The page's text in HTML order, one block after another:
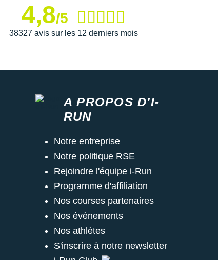
4,8/5
38327 avis sur les 12 derniers mois
A PROPOS D'I-
RUN
Notre entreprise
Notre politique RSE
Rejoindre l'équipe i-Run
Programme d'affiliation
Nos courses partenaires
Nos évènements
Nos athlètes
S'inscrire à notre newsletter